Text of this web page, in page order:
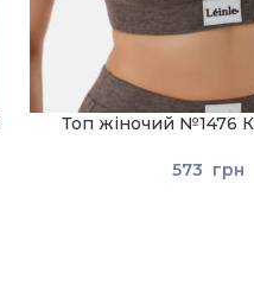
Топ жіночий №1476
573 грн